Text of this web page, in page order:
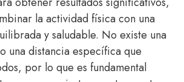
la actividad física con una
y saludable. No existe una
una distancia específica que
por lo que es fundamental